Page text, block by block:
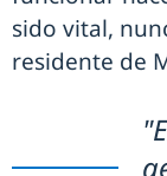
sido vital,
residente de